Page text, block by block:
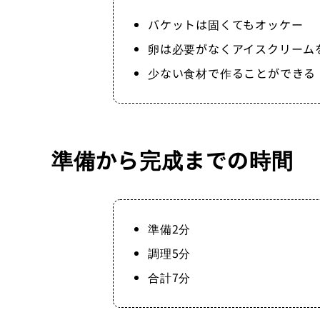
バケットは固くてもオッケー
卵は必要がなくアイスクリーム
少ない食材で作ることができる
準備から完成までの時間
準備2分
調理5分
合計7分